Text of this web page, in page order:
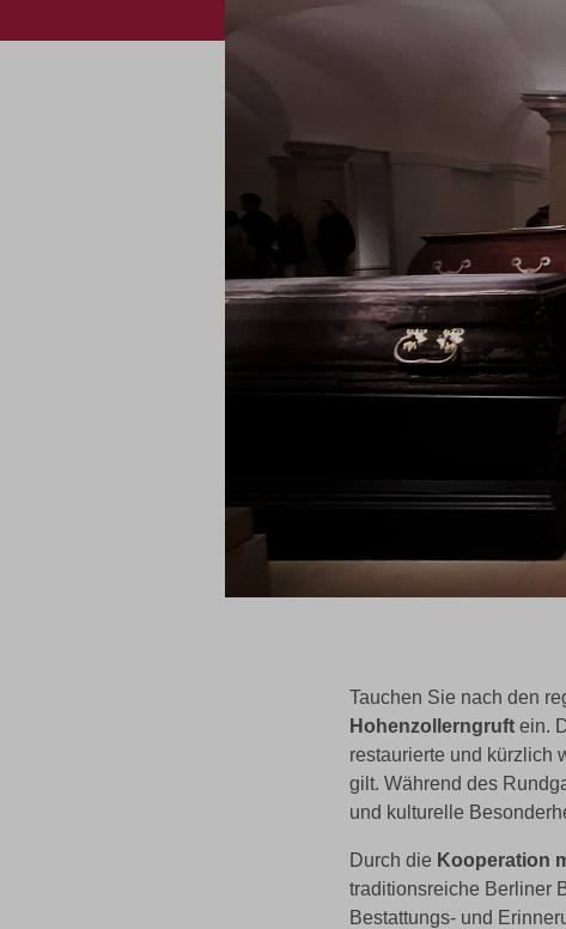
Tauchen Sie nach den
Hohenzollerngruft ein.
restaurierte und kürzlich
gilt. Während des
und kulturelle
Durch die Kooperation
traditionsreiche Berliner
Bestattungs- und